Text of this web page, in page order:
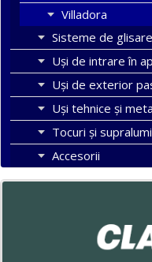
Villadora
Sisteme de glisare
Uși de intrare în
Uşi de exterior
Uși tehnice și
Tocuri şi
Accesorii